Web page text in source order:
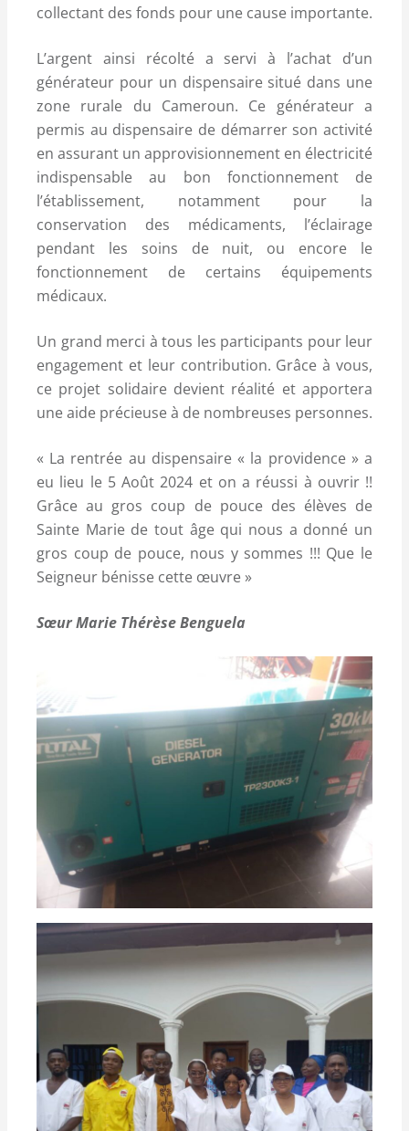
collectant des fonds pour une cause importante.
L’argent ainsi récolté a servi à l’achat d’un
générateur pour un dispensaire situé dans une
zone rurale du Cameroun. Ce générateur a
permis au dispensaire de démarrer son activité
en assurant un approvisionnement en électricité
indispensable au bon fonctionnement de
l’établissement, notamment pour la
conservation des médicaments, l’éclairage
pendant les soins de nuit, ou encore le
fonctionnement de certains équipements
médicaux.
Un grand merci à tous les participants pour leur
engagement et leur contribution. Grâce à vous,
ce projet solidaire devient réalité et apportera
une aide précieuse à de nombreuses personnes.
« La rentrée au dispensaire « la providence » a
eu lieu le 5 Août 2024 et on a réussi à ouvrir !!
Grâce au gros coup de pouce des élèves de
Sainte Marie de tout âge qui nous a donné un
gros coup de pouce, nous y sommes !!! Que le
Seigneur bénisse cette œuvre »
Sœur Marie Thérèse Benguela